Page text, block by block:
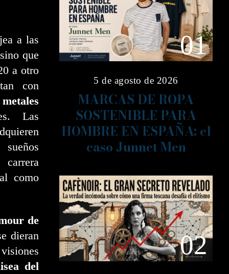
a las
que
a otro
con
metales
Las
como
de
dieran
del
01
5 de agosto de 2026
MARCAS DE ROPA
SOSTENIBLE PARA
HOMBRE EN ESPAÑA: el
caso Junnet Men
02